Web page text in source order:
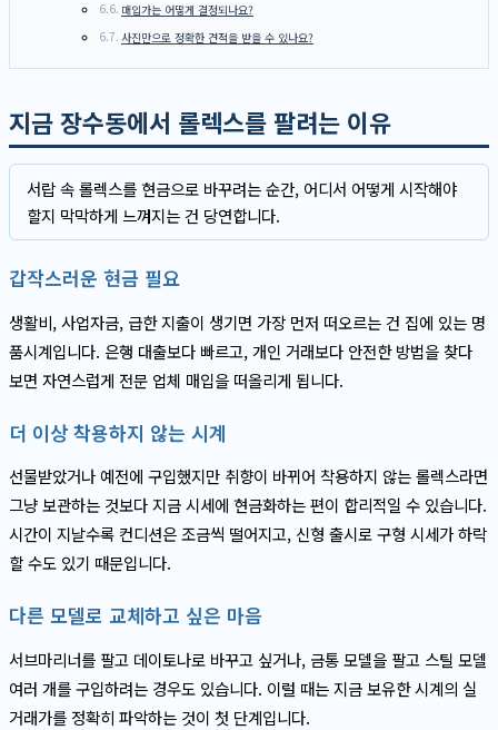
매입가는 어떻게 결정되나요?
사진만으로 정확한 견적을 받을 수 있나요?
지금 장수동에서 롤렉스를 팔려는 이유
서랍 속 롤렉스를 현금으로 바꾸려는 순간, 어디서 어떻게 시작해야
할지 막막하게 느껴지는 건 당연합니다.
갑작스러운 현금 필요
생활비, 사업자금, 급한 지출이 생기면 가장 먼저 떠오르는 건 집에 있는 명
품시계입니다. 은행 대출보다 빠르고, 개인 거래보다 안전한 방법을 찾다
보면 자연스럽게 전문 업체 매입을 떠올리게 됩니다.
더 이상 착용하지 않는 시계
선물받았거나 예전에 구입했지만 취향이 바뀌어 착용하지 않는 롤렉스라면
그냥 보관하는 것보다 지금 시세에 현금화하는 편이 합리적일 수 있습니다.
시간이 지날수록 컨디션은 조금씩 떨어지고, 신형 출시로 구형 시세가 하락
할 수도 있기 때문입니다.
다른 모델로 교체하고 싶은 마음
서브마리너를 팔고 데이토나로 바꾸고 싶거나, 금통 모델을 팔고 스틸 모델
여러 개를 구입하려는 경우도 있습니다. 이럴 때는 지금 보유한 시계의 실
거래가를 정확히 파악하는 것이 첫 단계입니다.